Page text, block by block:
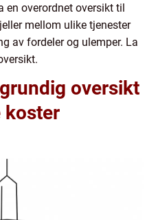
en overordnet oversikt til
mellom ulike tjenester
av fordeler og ulemper. La
oversikt
koster